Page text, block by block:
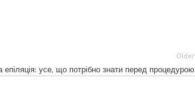
Older
епіляція: усе, що потрібно знати перед процедурою